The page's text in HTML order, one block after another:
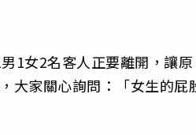
1女2名客人正要離開，讓原
大家關心詢問：「女生的屁